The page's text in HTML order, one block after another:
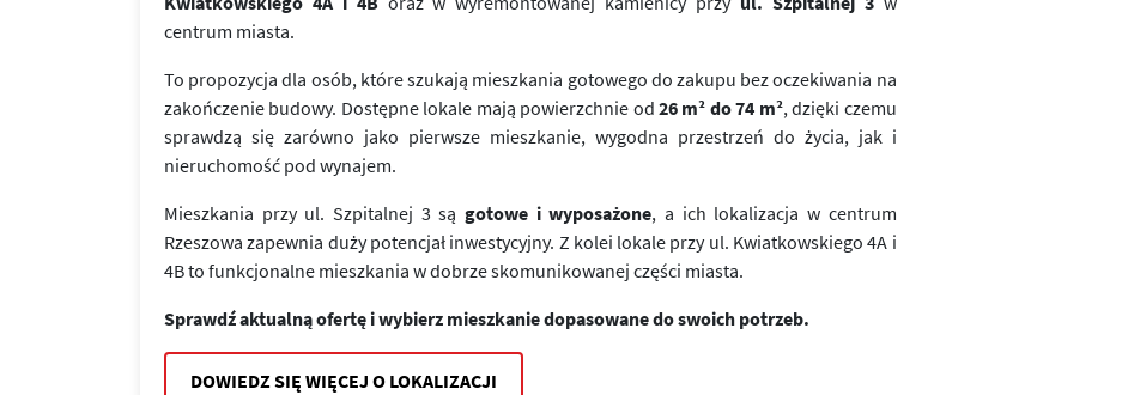
centrum miasta.
To propozycja dla osób, które szukają mieszkania gotowego do zakupu bez oczekiwania na
zakończenie budowy. Dostępne lokale mają powierzchnie od26 m² do 74 m², dzięki czemu
sprawdzą się zarówno jako pierwsze mieszkanie, wygodna przestrzeń do życia, jak i
nieruchomość pod wynajem.
Mieszkania przy ul. Szpitalnej 3 są gotowe i wyposażone, a ich lokalizacja w centrum
Rzeszowa zapewnia duży potencjał inwestycyjny. Z kolei lokale przy ul. Kwiatkowskiego 4A i
4B to funkcjonalne mieszkania w dobrze skomunikowanej części miasta.
Sprawdź aktualną ofertę i wybierz mieszkanie dopasowane do swoich potrzeb.
DOWIEDZ SIĘ WIĘCEJ O LOKALIZACJI